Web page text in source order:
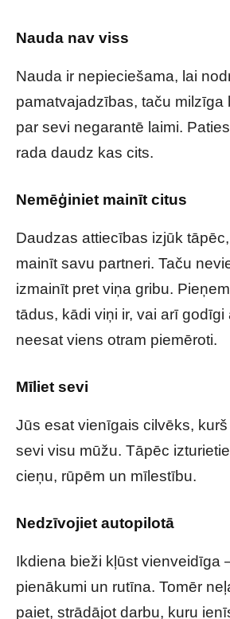
Nauda nav viss
Nauda ir nepieciešama, lai
pamatvajadzības, taču milzīga
par sevi negarantē laimi.
rada daudz kas cits.
Nemēģiniet mainīt citus
Daudzas attiecības izjūk
mainīt savu partneri. Taču
izmainīt pret viņa gribu.
tādus, kādi viņi ir, vai arī godīgi
neesat viens otram piemēroti.
Mīliet sevi
Jūs esat vienīgais cilvēks,
sevi visu mūžu. Tāpēc
cieņu, rūpēm un mīlestību.
Nedzīvojiet autopilotā
Ikdiena bieži kļūst vienveidīga
pienākumi un rutīna. Tomēr
paiet, strādājot darbu, kuru